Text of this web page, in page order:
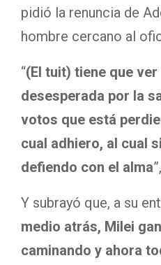
pidió la renuncia de
hombre cercano al
“(El tuit) tiene que
desesperada por la
votos que está
cual adhiero, al cual
defiendo con el alma
Y subrayó que, a su
medio atrás, Milei
caminando y ahora